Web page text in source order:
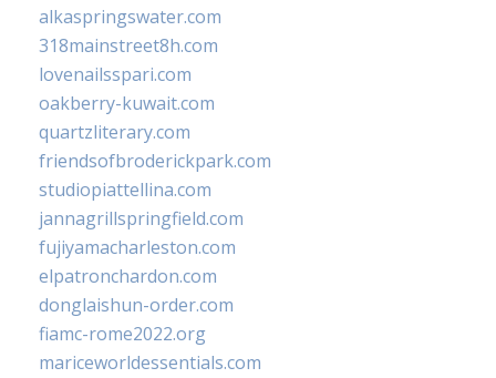
alkaspringswater.com
318mainstreet8h.com
lovenailsspari.com
oakberry-kuwait.com
quartzliterary.com
friendsofbroderickpark.com
studiopiattellina.com
jannagrillspringfield.com
fujiyamacharleston.com
elpatronchardon.com
donglaishun-order.com
fiamc-rome2022.org
mariceworldessentials.com